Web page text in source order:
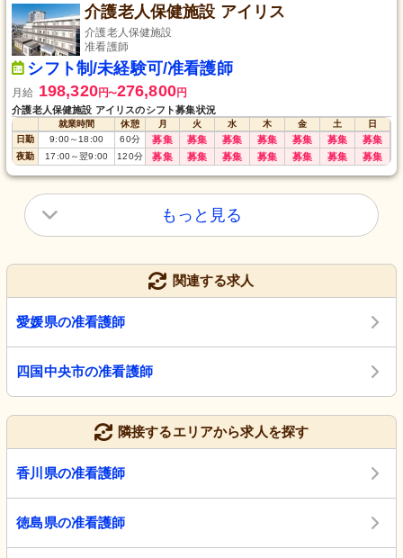
介護老人保健施設 アイリス
介護老人保健施設
准看護師
シフト制/未経験可/准看護師
月給 198,320円〜276,800円
介護老人保健施設 アイリスのシフト募集状況
就業時間 休憩 月 火 水 木 金 土
日
日勤
9:00～18:00 60分 募集 募集 募集 募集 募集 募集 募集
夜勤 17:00～翌9:00 120分 募集 募集 募集 募集 募集 募集 募集
もっと見る
関連する求人
愛媛県の准看護師
四国中央市の准看護師
隣接するエリアから求人を探す
香川県の准看護師
徳島県の准看護師